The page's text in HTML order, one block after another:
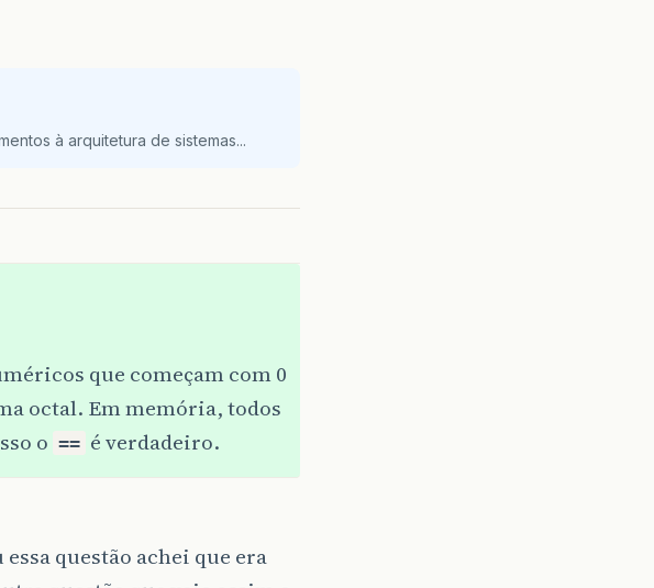
à arquitetura de sistemas...
que começam com 0
octal. Em memória, todos
o == é verdadeiro.
questão achei que era